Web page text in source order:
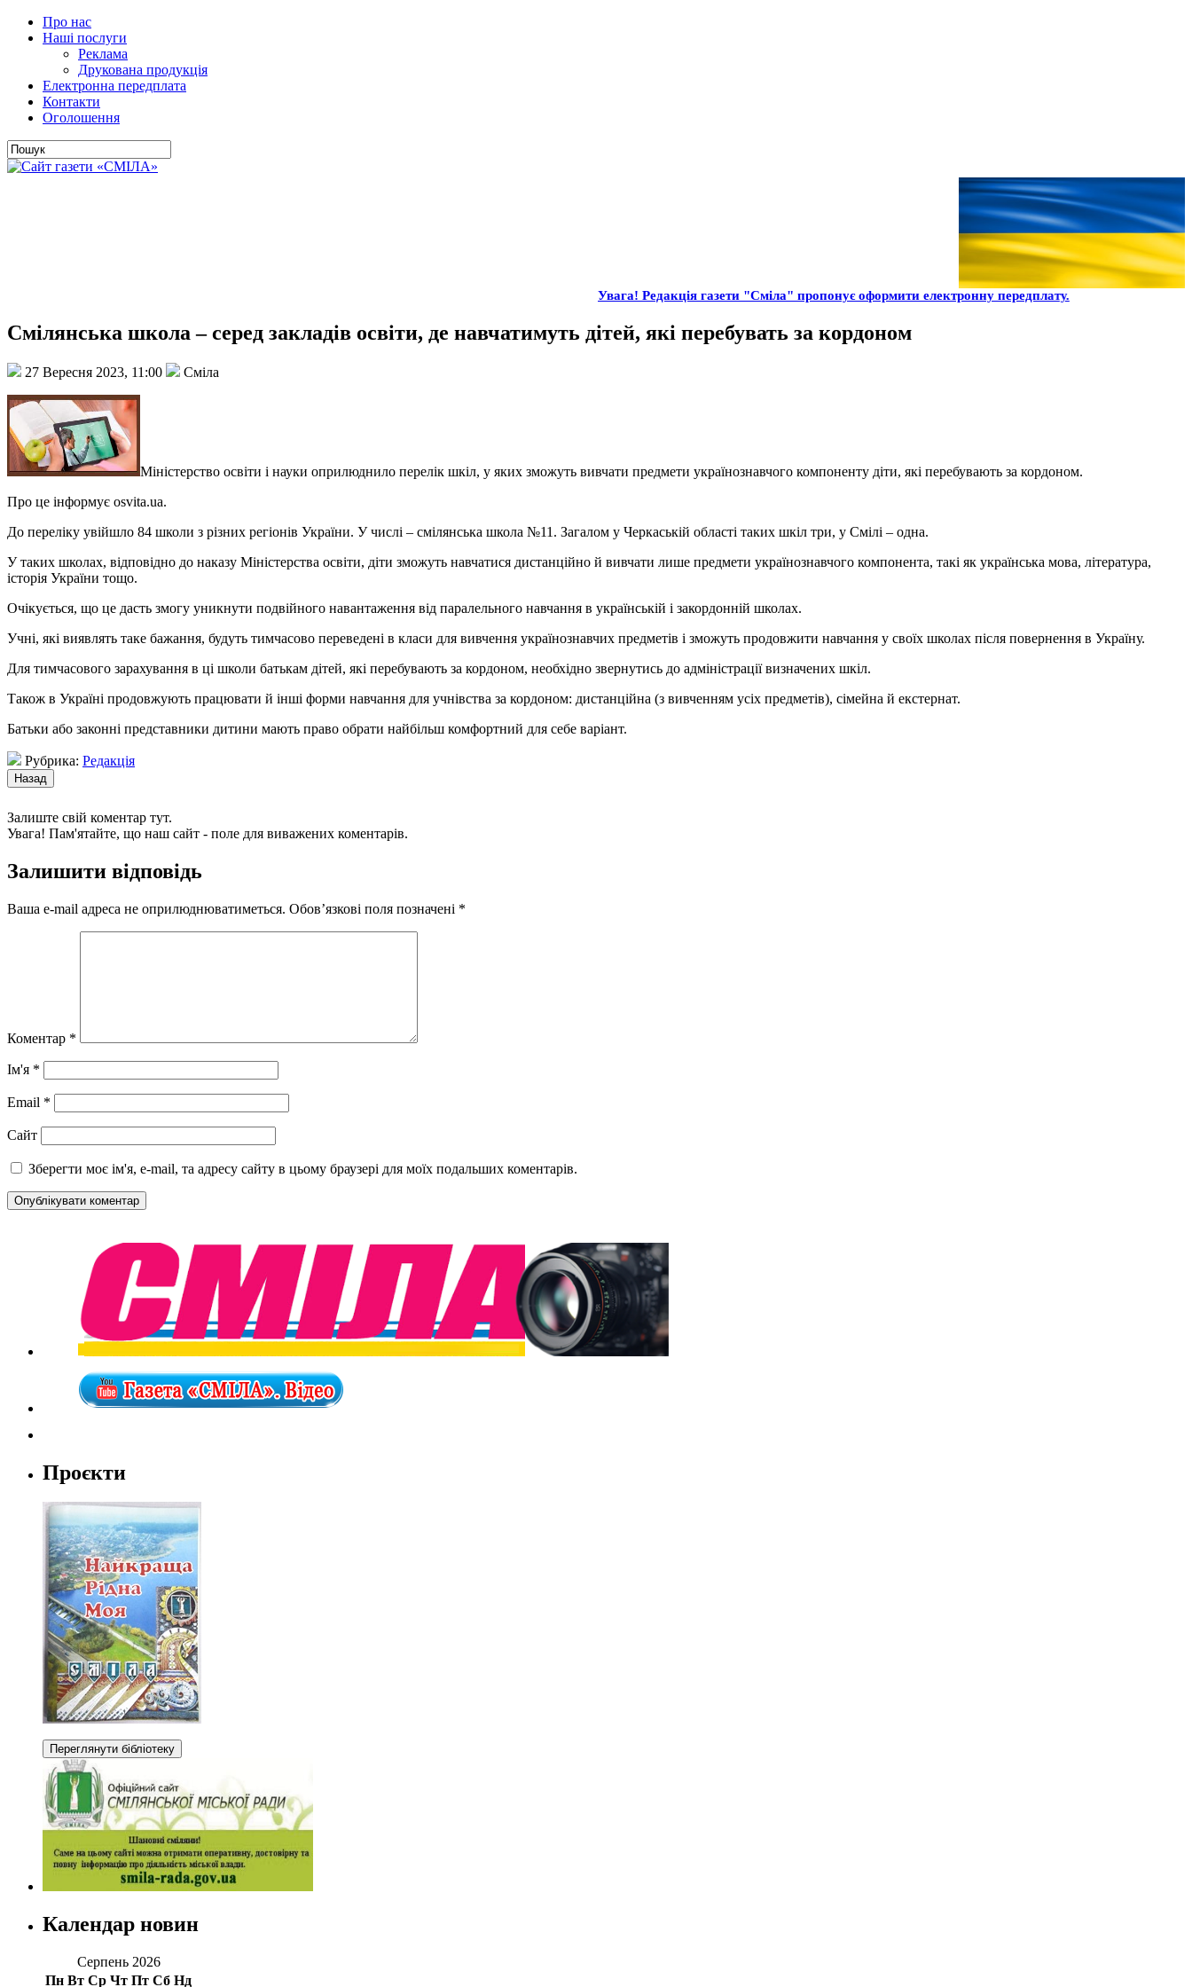
Про нас
Наші послуги
Реклама
Друкована продукція
Електронна передплата
Контакти
Оголошення
Увага! Редакція газети "Сміла" пропонує оформити електронну передплату.
Смілянська школа – серед закладів освіти, де навчатимуть дітей, які перебувать за кордоном
27 Вересня 2023, 11:00 Сміла
Міністерство освіти і науки оприлюднило перелік шкіл, у яких зможуть вивчати предмети українознавчого компоненту діти, які перебувають за кордоном.
Про це інформує osvita.ua.
До переліку увійшло 84 школи з різних регіонів України. У числі – смілянська школа №11. Загалом у Черкаській області таких шкіл три, у Смілі – одна.
У таких школах, відповідно до наказу Міністерства освіти, діти зможуть навчатися дистанційно й вивчати лише предмети українознавчого компонента, такі як українська мова, література,
історія України тощо.
Очікується, що це дасть змогу уникнути подвійного навантаження від паралельного навчання в українській і закордонній школах.
Учні, які виявлять таке бажання, будуть тимчасово переведені в класи для вивчення українознавчих предметів і зможуть продовжити навчання у своїх школах після повернення в Україну.
Для тимчасового зарахування в ці школи батькам дітей, які перебувають за кордоном, необхідно звернутись до адміністрації визначених шкіл.
Також в Україні продовжують працювати й інші форми навчання для учнівства за кордоном: дистанційна (з вивченням усіх предметів), сімейна й екстернат.
Батьки або законні представники дитини мають право обрати найбільш комфортний для себе варіант.
Рубрика: Редакція
Залиште свій коментар тут.
Увага! Пам'ятайте, що наш сайт - поле для виважених коментарів.
Залишити відповідь
Ваша e-mail адреса не оприлюднюватиметься. Обов’язкові поля позначені *
Коментар *
Ім'я *
Email *
Сайт
Зберегти моє ім'я, e-mail, та адресу сайту в цьому браузері для моїх подальших коментарів.
Проєкти
Календар новин
Серпень 2026
Пн Вт Ср Чт Пт Сб Нд